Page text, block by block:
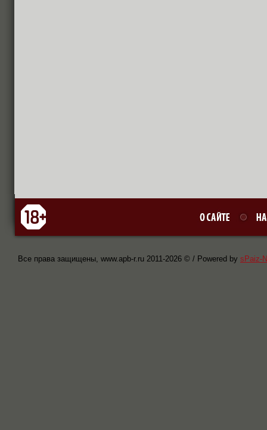
Все права защищены, www.apb-r.ru 2011-2026 © / Powered by sPaiz-